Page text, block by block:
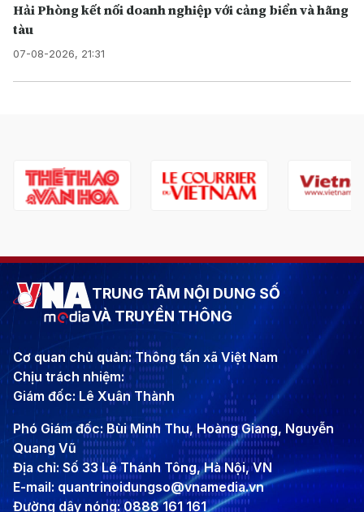
Hải Phòng kết nối doanh nghiệp với cảng biển và hãng
tàu
07-08-2026, 21:31
TRUNG TÂM NỘI DUNG SỐ
VÀ TRUYỀN THÔNG
Cơ quan chủ quản: Thông tấn xã Việt Nam
Chịu trách nhiệm:
Giám đốc: Lê Xuân Thành
Phó Giám đốc: Bùi Minh Thu, Hoàng Giang, Nguyễn
Quang Vũ
Địa chỉ: Số 33 Lê Thánh Tông, Hà Nội, VN
E-mail: quantrinoidungso@vnamedia.vn
Đường dây nóng: 0888 161 161